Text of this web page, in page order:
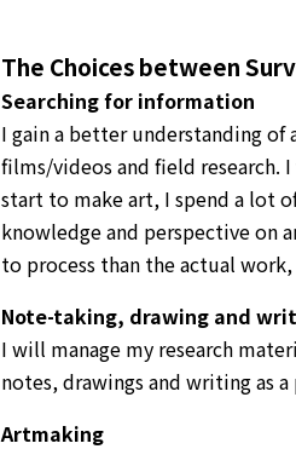
The Choices between
Searching for information
I gain a better understanding
films/videos and field research.
start to make art, I spend a lot
knowledge and perspective on
to process than the actual
Note-taking, drawing and
I will manage my research
notes, drawings and writing as
Artmaking